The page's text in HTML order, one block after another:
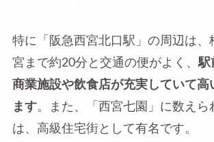
特に「阪急西宮北口駅」の周辺は、
宮まで約20分と交通の便がよく、駅
商業施設や飲食店が充実していて高
ます。また、「西宮七園」に数えら
は、高級住宅街として有名です。